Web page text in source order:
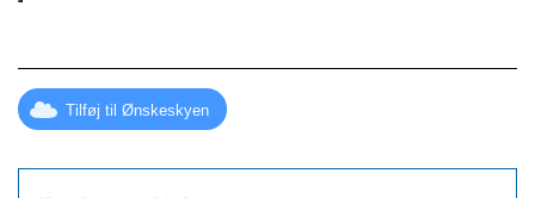
PREMIER EQUINE PADS
PREMIER EQUINE BENBESKYTTELSE
Tilføj til Ønskeskyen